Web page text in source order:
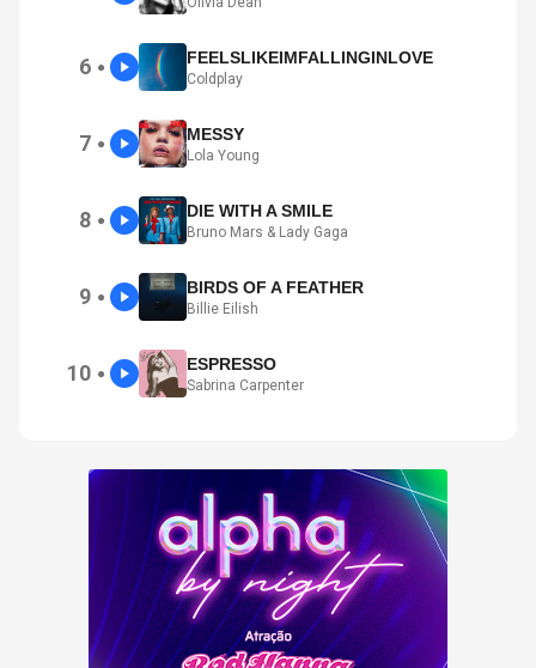
6 ● FEELSLIKEIMFALLINGINLOVE
Coldplay
7 ● MESSY
Lola Young
8 ● DIE WITH A SMILE
Bruno Mars & Lady Gaga
9 ● BIRDS OF A FEATHER
Billie Eilish
10 ● ESPRESSO
Sabrina Carpenter